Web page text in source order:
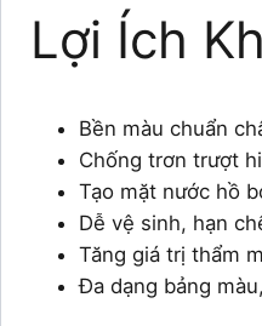
Lợi Ích
Bền màu chuẩn
Chống trơn trượt
Tạo mặt nước hồ
Dễ vệ sinh, hạn
Tăng giá trị thẩm
Đa dạng bảng